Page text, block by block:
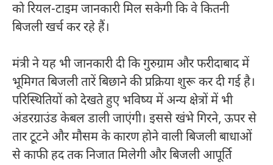
को रियल-टाइम जानकारी मिल सकेगी कि वे कितनी
बिजली खर्च कर रहे हैं।
मंत्री ने यह भी जानकारी दी कि गुरुग्राम और फरीदाबाद में
भूमिगत बिजली तारें बिछाने की प्रक्रिया शुरू कर दी गई है।
परिस्थितियों को देखते हुए भविष्य में अन्य क्षेत्रों में भी
अंडरग्राउंड केबल डाली जाएंगी। इससे खंभे गिरने, ऊपर से
तार टूटने और मौसम के कारण होने वाली बिजली बाधाओं
से काफी हद तक निजात मिलेगी और बिजली आपूर्ति